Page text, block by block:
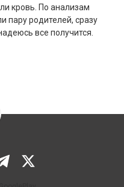
кровь. По анализам
пару родителей, сразу
все получится.